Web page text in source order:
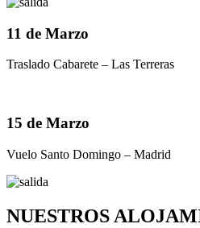
11 de Marzo
Traslado Cabarete – Las Terreras
15 de Marzo
Vuelo Santo Domingo – Madrid
NUESTROS